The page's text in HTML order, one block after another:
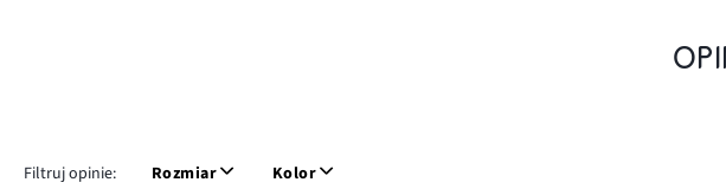
Filtruj opinie: Rozmiar Kolor